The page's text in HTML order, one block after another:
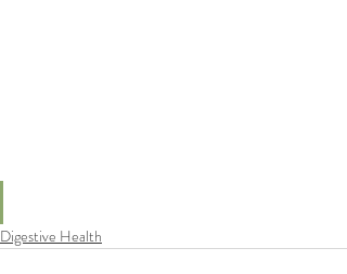
Digestive Health